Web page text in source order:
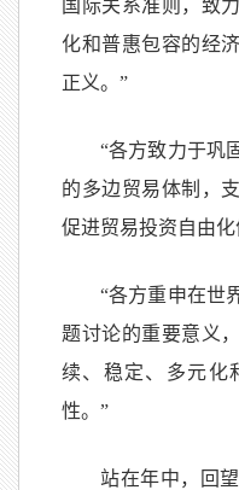
国际关系准则，致
化和普惠包容的经
正义。”
“各方致力于巩
的多边贸易体制，
促进贸易投资自由化
“各方重申在世
题讨论的重要意义
续、稳定、多元化
性。”
站在年中，回